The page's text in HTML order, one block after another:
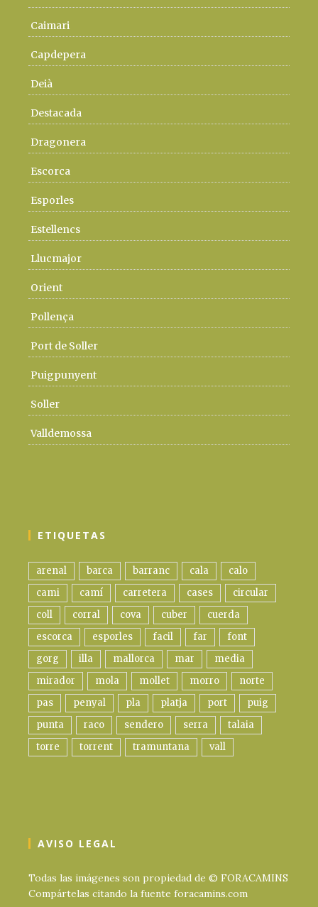
Caimari
Capdepera
Deià
Destacada
Dragonera
Escorca
Esporles
Estellencs
Llucmajor
Orient
Pollença
Port de Soller
Puigpunyent
Soller
Valldemossa
ETIQUETAS
arenal barca barranc cala
calo
cami
camí carretera cases
circular
coll
corral cova cuber
cuerda
escorca
esporles facil far
font
gorg
illa mallorca mar
media
mirador
mola mollet morro
norte
pas
penyal pla platja port
puig
punta
raco sendero serra
talaia
torre
torrent tramuntana vall
AVISO LEGAL
Todas las imágenes son propiedad de © FORACAMINS
Compártelas citando la fuente foracamins.com